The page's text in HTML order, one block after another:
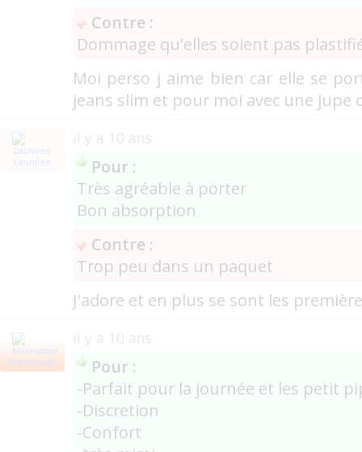
Contre :
Dommage qu'elles soient pas
Moi perso j aime bien car elle se
jeans slim et pour moi avec une jupe
Lauralee
il y a 10 ans
Pour :
Très agréable à porter
Bon absorption
Contre :
Trop peu dans un paquet
J'adore et en plus se sont les
Marinasage
il y a 10 ans
Pour :
-Parfait pour la journée et les petit
-Discretion
-Confort